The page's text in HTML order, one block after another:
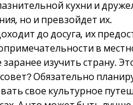
кухни и
но и превзойдет их.
до досуга, их
в
заранее изучить страну.
Обязательно
свое культурное